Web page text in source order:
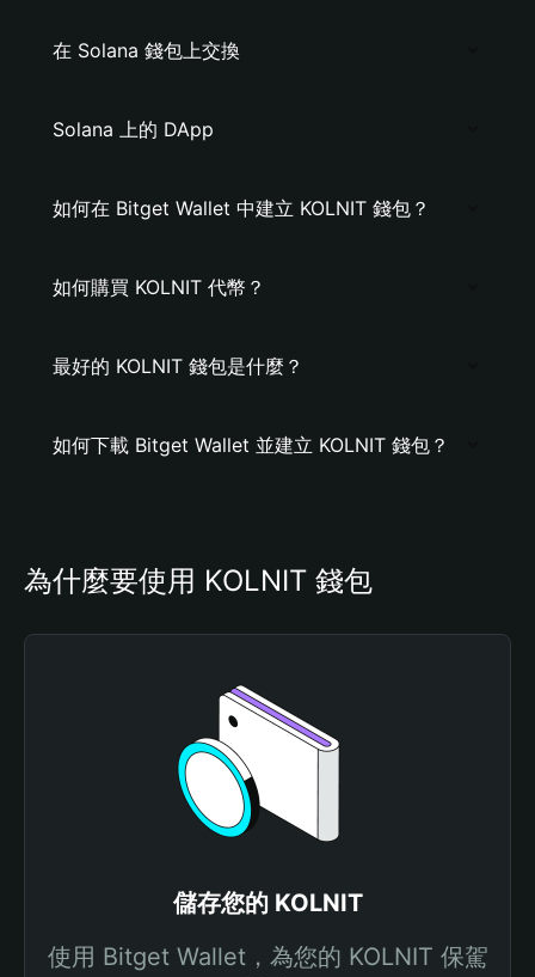
在 Solana 錢包上交換
Solana 上的 DApp
如何在 Bitget Wallet 中建立 KOLNIT 錢包？
如何購買 KOLNIT 代幣？
最好的 KOLNIT 錢包是什麼？
如何下載 Bitget Wallet 並建立 KOLNIT 錢包？
為什麼要使用 KOLNIT 錢包
儲存您的 KOLNIT
使用 Bitget Wallet，為您的 KOLNIT 保駕